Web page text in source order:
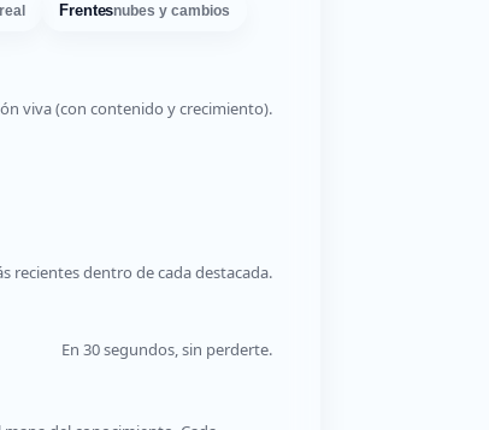
Frentesnubes y cambios
viva (con contenido y crecimiento).
recientes dentro de cada destacada.
En 30 segundos, sin perderte.